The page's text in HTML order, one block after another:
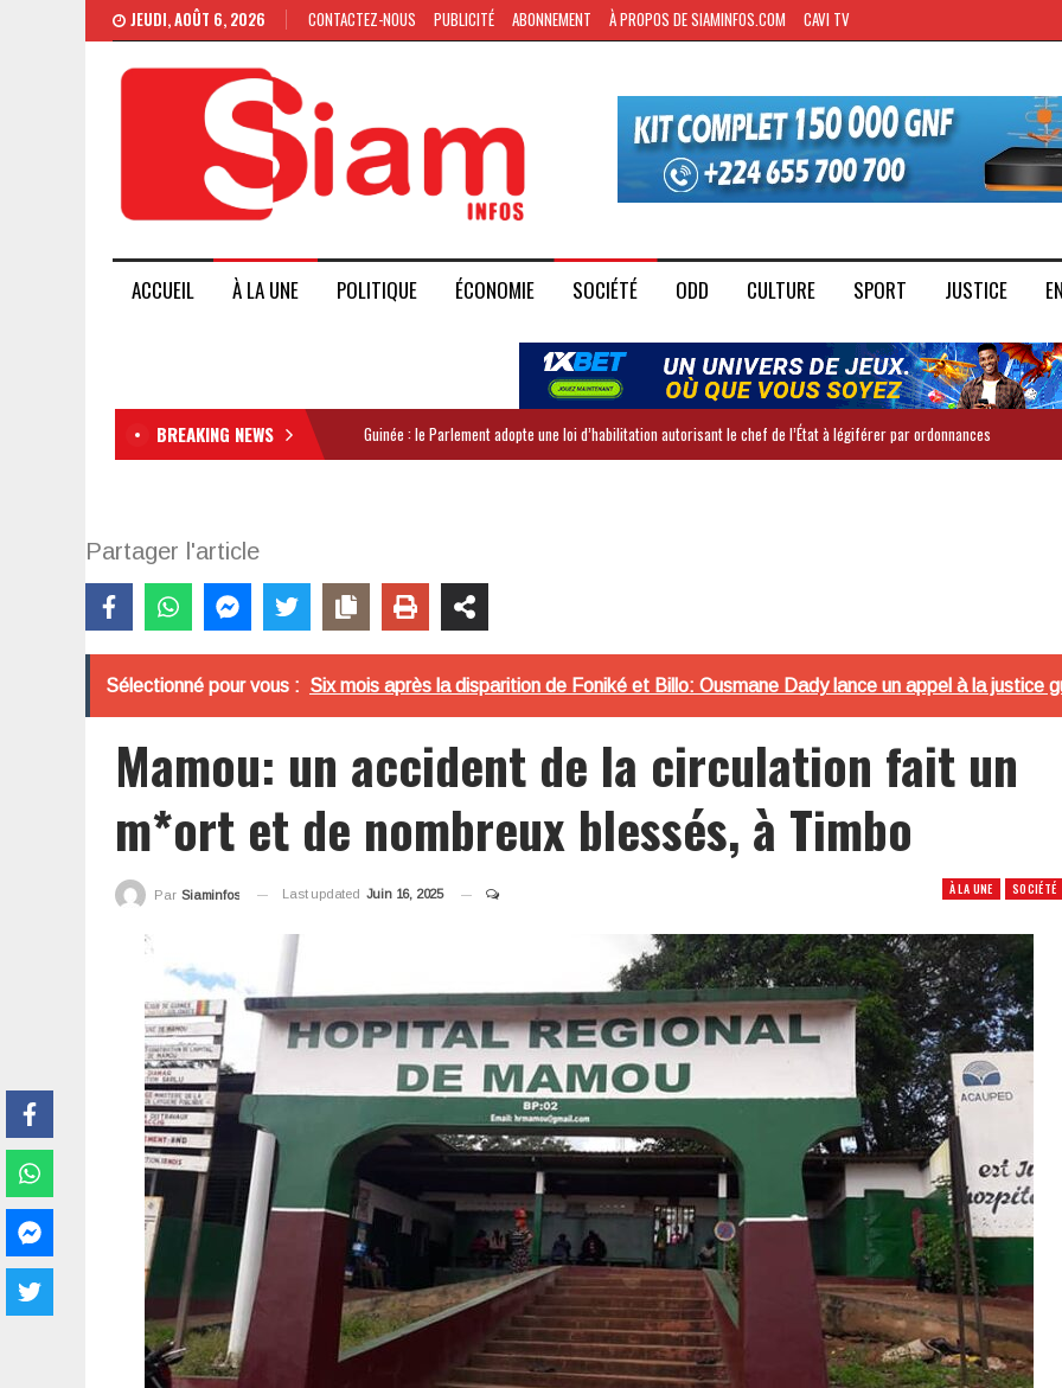
JEUDI, AOÛT 6, 2026 CONTACTEZ-NOUS PUBLICITÉ ABONNEMENT À PROPOS DE SIAMINFOS.COM CAVI TV
ACCUEIL À LA UNE POLITIQUE ÉCONOMIE SOCIÉTÉ ODD CULTURE SPORT JUSTICE
BREAKING NEWS Guinée : le Parlement adopte une loi d’habilitation autorisant le chef de l’État à légiférer par ordonnances
Partager l'article
Sélectionné pour vous : Six mois après la disparition de Foniké et Billo: Ousmane Dady lance un appel à la justice
Mamou: un accident de la circulation fait un
m*ort et de nombreux blessés, à Timbo
À LA UNE SOCIÉTÉ
Par Siaminfos Last updated Juin 16, 2025